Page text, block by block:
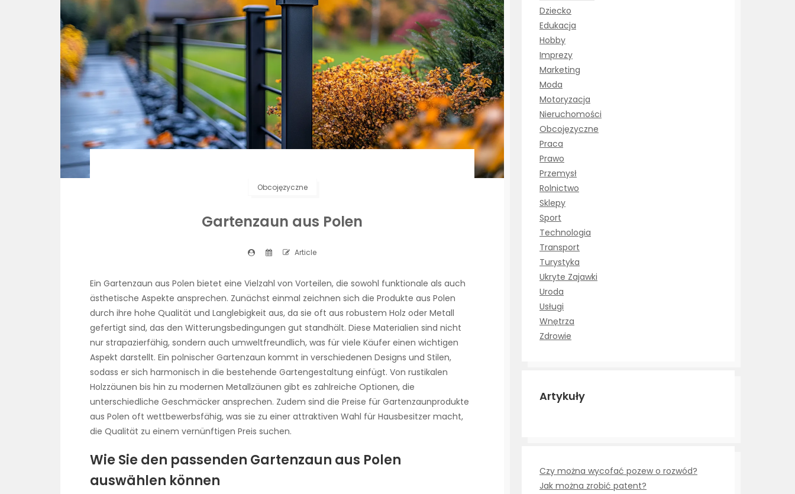
Obcojęzyczne
Gartenzaun aus Polen
Article
Ein Gartenzaun aus Polen bietet eine Vielzahl von Vorteilen, die sowohl funktionale als auch
ästhetische Aspekte ansprechen. Zunächst einmal zeichnen sich die Produkte aus Polen
durch ihre hohe Qualität und Langlebigkeit aus, da sie oft aus robustem Holz oder Metall
gefertigt sind, das den Witterungsbedingungen gut standhält. Diese Materialien sind nicht
nur strapazierfähig, sondern auch umweltfreundlich, was für viele Käufer einen wichtigen
Aspekt darstellt. Ein polnischer Gartenzaun kommt in verschiedenen Designs und Stilen,
sodass er sich harmonisch in die bestehende Gartengestaltung einfügt. Von rustikalen
Holzzäunen bis hin zu modernen Metallzäunen gibt es zahlreiche Optionen, die
unterschiedliche Geschmäcker ansprechen. Zudem sind die Preise für Gartenzaunprodukte
aus Polen oft wettbewerbsfähig, was sie zu einer attraktiven Wahl für Hausbesitzer macht,
die Qualität zu einem vernünftigen Preis suchen.
Wie Sie den passenden Gartenzaun aus Polen
auswählen können
Dziecko
Edukacja
Hobby
Imprezy
Marketing
Moda
Motoryzacja
Nieruchomości
Obcojęzyczne
Praca
Prawo
Przemysł
Rolnictwo
Sklepy
Sport
Technologia
Transport
Turystyka
Ukryte Zajawki
Uroda
Usługi
Wnętrza
Zdrowie
Artykuły
Czy można wycofać pozew o rozwód?
Jak można zrobić patent?